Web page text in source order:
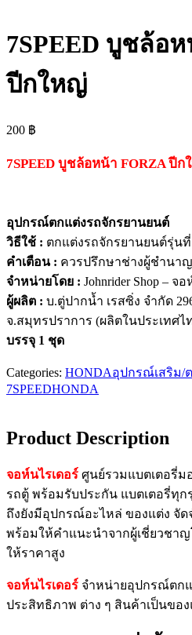
7SPEED บูชล้อ
ปีกใหญ่
200 ฿
7SPEED บูชล้อหน้า FORZA ปีก
อุปกรณ์ตกแต่งรถจักรยานยนต์
วิธีใช้ : ตกแต่งรถจักรยานยนต์รุ่น
คำเตือน : ควรปรึกษาช่างผู้ชำนา
จำหน่ายโดย : Johnrider Shop – จ
ผู้ผลิต : บ.ตู่ปากน้ำ เรสซิ่ง จำกัด
จ.สมุทรปราการ (ผลิตในประเทศไ
บรรจุ 1 ชุด
Categories: HONDAอุปกรณ์เสริม/
7SPEEDHONDA
Product Description
จอห์นไรเดอร์ ศูนย์รวมแบตเตอรี่ม
รถตู้ พร้อมรับประกัน แบตเตอรี่ทุก
ถึงยังมีอุปกรณ์อะไหล่ ของแต่ง จัด
พร้อมให้คำแนะนำจากผู้เชี่ยวชาญ
ให้ราคาสูง
จอห์นไรเดอร์ จำหน่ายอุปกรณ์ตก
ประสิทธิภาพ ต่าง ๆ สินค้าเป็นของ